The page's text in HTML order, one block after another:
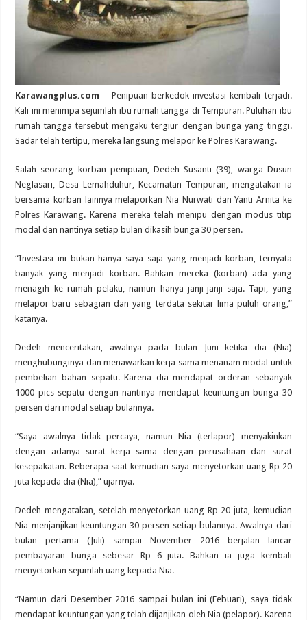
Karawangplus.com – Penipuan berkedok investasi kembali terjadi.
Kali ini menimpa sejumlah ibu rumah tangga di Tempuran. Puluhan ibu
rumah tangga tersebut mengaku tergiur dengan bunga yang tinggi.
Sadar telah tertipu, mereka langsung melapor ke Polres Karawang.
Salah seorang korban penipuan, Dedeh Susanti (39), warga Dusun
Neglasari, Desa Lemahduhur, Kecamatan Tempuran, mengatakan ia
bersama korban lainnya melaporkan Nia Nurwati dan Yanti Arnita ke
Polres Karawang. Karena mereka telah menipu dengan modus titip
modal dan nantinya setiap bulan dikasih bunga 30 persen.
“Investasi ini bukan hanya saya saja yang menjadi korban, ternyata
banyak yang menjadi korban. Bahkan mereka (korban) ada yang
menagih ke rumah pelaku, namun hanya janji-janji saja. Tapi, yang
melapor baru sebagian dan yang terdata sekitar lima puluh orang,”
katanya.
Dedeh menceritakan, awalnya pada bulan Juni ketika dia (Nia)
menghubunginya dan menawarkan kerja sama menanam modal untuk
pembelian bahan sepatu. Karena dia mendapat orderan sebanyak
1000 pics sepatu dengan nantinya mendapat keuntungan bunga 30
persen dari modal setiap bulannya.
“Saya awalnya tidak percaya, namun Nia (terlapor) menyakinkan
dengan adanya surat kerja sama dengan perusahaan dan surat
kesepakatan. Beberapa saat kemudian saya menyetorkan uang Rp 20
juta kepada dia (Nia),” ujarnya.
Dedeh mengatakan, setelah menyetorkan uang Rp 20 juta, kemudian
Nia menjanjikan keuntungan 30 persen setiap bulannya. Awalnya dari
bulan pertama (Juli) sampai November 2016 berjalan lancar
pembayaran bunga sebesar Rp 6 juta. Bahkan ia juga kembali
menyetorkan sejumlah uang kepada Nia.
“Namun dari Desember 2016 sampai bulan ini (Febuari), saya tidak
mendapat keuntungan yang telah dijanjikan oleh Nia (pelapor). Karena